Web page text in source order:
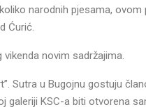
narodnih pjesama,
Ćurić.
novim sadržajima.
Sutra u Bugojnu gostuju
galeriji KSC-a biti otvorena